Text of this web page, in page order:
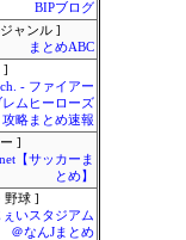
BIPブログ
ャンル ]
まとめABC
]
- ファイアー
レムヒーローズ
攻略まとめ速報
]
【サッカーま
とめ】
野球 ]
いスタジアム
＠なんJまとめ